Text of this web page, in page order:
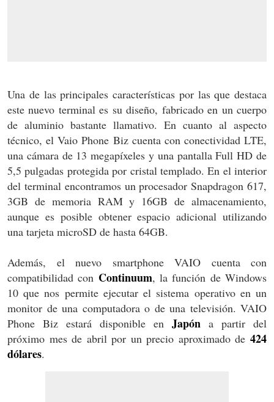
Una de las principales características por las que destaca
este nuevo terminal es su diseño, fabricado en un cuerpo
de aluminio bastante llamativo. En cuanto al aspecto
técnico, el Vaio Phone Biz cuenta con conectividad LTE,
una cámara de 13 megapíxeles y una pantalla Full HD de
5,5 pulgadas protegida por cristal templado. En el interior
del terminal encontramos un procesador Snapdragon 617,
3GB de memoria RAM y 16GB de almacenamiento,
aunque es posible obtener espacio adicional utilizando
una tarjeta microSD de hasta 64GB.
Además, el nuevo smartphone VAIO cuenta con
compatibilidad con Continuum, la función de Windows
10 que nos permite ejecutar el sistema operativo en un
monitor de una computadora o de una televisión. VAIO
Phone Biz estará disponible en Japón a partir del
próximo mes de abril por un precio aproximado de 424
dólares.